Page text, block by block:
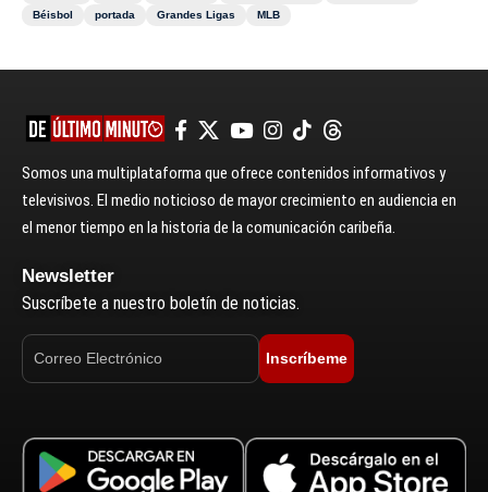
Béisbol
portada Grandes Ligas MLB
Somos una multiplataforma que ofrece contenidos informativos y
televisivos. El medio noticioso de mayor crecimiento en audiencia en
el menor tiempo en la historia de la comunicación caribeña.
Newsletter
Suscríbete a nuestro boletín de noticias.
Inscríbeme